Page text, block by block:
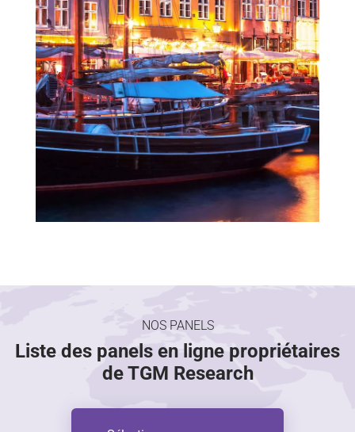
NOS PANELS
Liste des panels en ligne propriétaires
de TGM Research